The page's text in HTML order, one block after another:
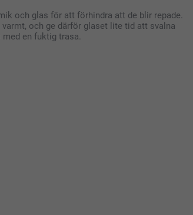
och glas för att förhindra att de blir repade.
och ge därför glaset lite tid att svalna
en fuktig trasa.